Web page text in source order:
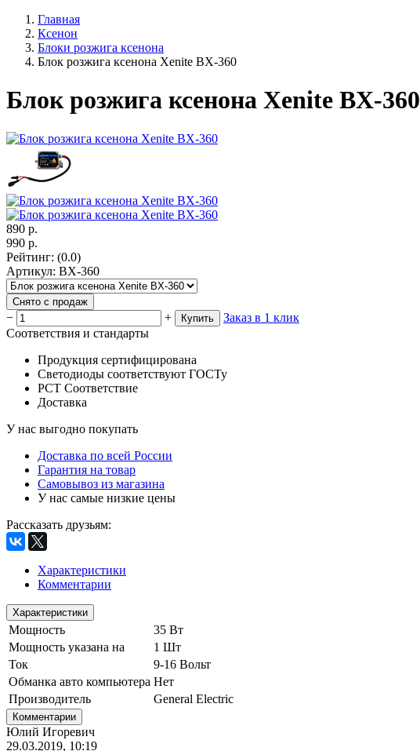
Главная
Ксенон
Блоки розжига ксенона
Блок розжига ксенона Xenite BX-360
Блок розжига ксенона Xenite BX-360
890 р.
990 р.
Рейтинг: (0.0)
Артикул: BX-360
Снято с продаж
− + Купить
Заказ в 1 клик
Соответствия и стандарты
Продукция сертифицирована
Светодиоды соответствуют ГОСТу
РСТ Соответствие
Доставка
У нас выгодно покупать
Доставка по всей России
Гарантия на товар
Самовывоз из магазина
У нас самые низкие цены
Рассказать друзьям:
Характеристики
Комментарии
Характеристики
Мощность
35 Вт
Мощность указана на
1 Шт
Ток
9-16 Вольт
Обманка авто компьютера Нет
Производитель
General Electric
Комментарии
Юлий Игоревич
29.03.2019, 10:19